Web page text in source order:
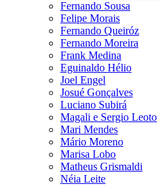
Fernando Sousa
Felipe Morais
Fernando Queiróz
Fernando Moreira
Frank Medina
Eguinaldo Hélio
Joel Engel
Josué Gonçalves
Luciano Subirá
Magali e Sergio Leoto
Mari Mendes
Mário Moreno
Marisa Lobo
Matheus Grismaldi
Néia Leite